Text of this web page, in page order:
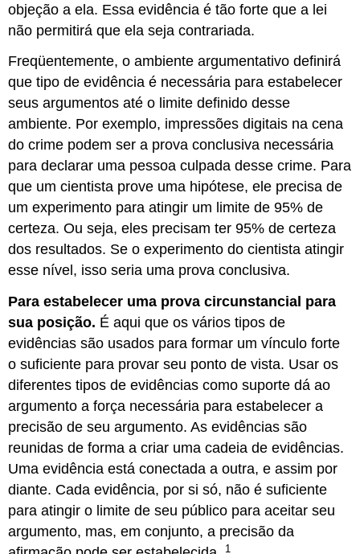
objeção a ela. Essa evidência é tão forte que a lei
não permitirá que ela seja contrariada.
Freqüentemente, o ambiente argumentativo definirá
que tipo de evidência é necessária para estabelecer
seus argumentos até o limite definido desse
ambiente. Por exemplo, impressões digitais na cena
do crime podem ser a prova conclusiva necessária
para declarar uma pessoa culpada desse crime. Para
que um cientista prove uma hipótese, ele precisa de
um experimento para atingir um limite de 95% de
certeza. Ou seja, eles precisam ter 95% de certeza
dos resultados. Se o experimento do cientista atingir
esse nível, isso seria uma prova conclusiva.
Para estabelecer uma prova circunstancial para
sua posição. É aqui que os vários tipos de
evidências são usados para formar um vínculo forte
o suficiente para provar seu ponto de vista. Usar os
diferentes tipos de evidências como suporte dá ao
argumento a força necessária para estabelecer a
precisão de seu argumento. As evidências são
reunidas de forma a criar uma cadeia de evidências.
Uma evidência está conectada a outra, e assim por
diante. Cada evidência, por si só, não é suficiente
para atingir o limite de seu público para aceitar seu
argumento, mas, em conjunto, a precisão da
1